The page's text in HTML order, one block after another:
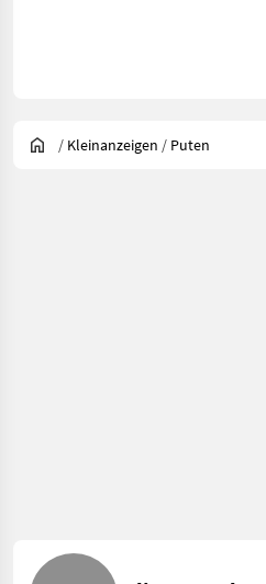
/ Kleinanzeigen / Puten